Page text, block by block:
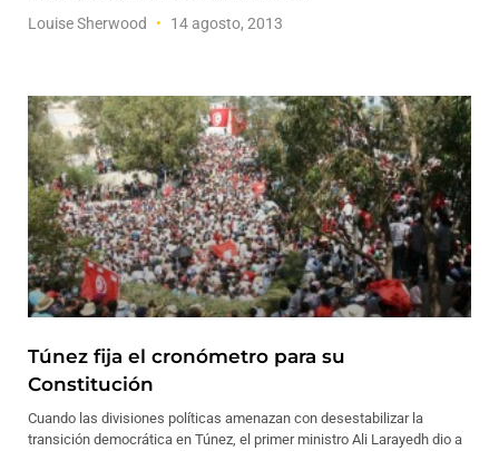
Louise Sherwood 14 agosto, 2013
Túnez fija el cronómetro para su
Constitución
Cuando las divisiones políticas amenazan con desestabilizar la
transición democrática en Túnez, el primer ministro Ali Larayedh dio a